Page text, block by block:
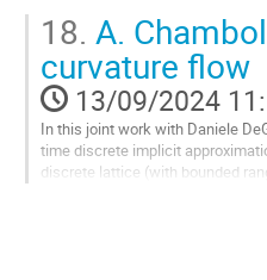
Aller
à
la
page
de
la
contribution
18. A.
curvature flow
13/09/2024
In this joint work with Daniele
time discrete implicit
discrete lattice (with bounded